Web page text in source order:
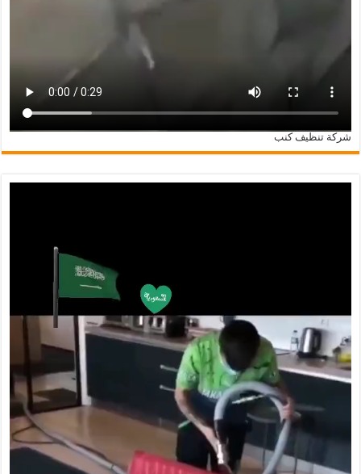
شركة تنظيف كنب